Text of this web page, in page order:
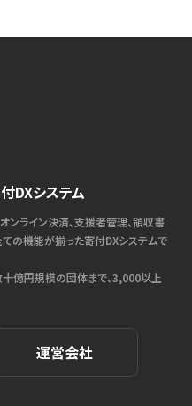
DXシステム
ンライン決済、支援者管理、領収書
の機能が揃った寄付DXシステムで
億円規模の団体まで、3,000以上
運営会社